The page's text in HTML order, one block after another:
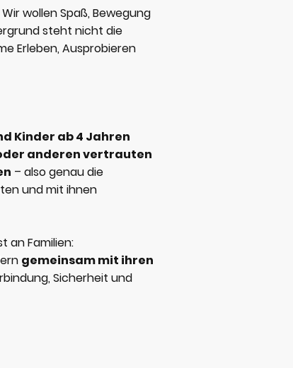
wollen Spaß, Bewegung
steht nicht die
Erleben, Ausprobieren
Kinder ab 4 Jahren
anderen vertrauten
– also genau die
und mit ihnen
an Familien:
gemeinsam mit ihren
Sicherheit und